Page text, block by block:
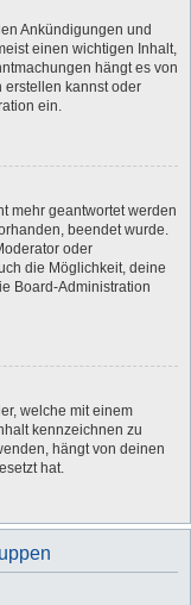
Ankündigungen und
einen wichtigen Inhalt,
hängt es von
erstellen kannst oder
ein.
mehr geantwortet werden
beendet wurde.
oder
die Möglichkeit, deine
Board-Administration
welche mit einem
kennzeichnen zu
hängt von deinen
hat.